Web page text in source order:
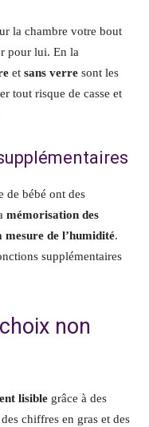
la chambre votre bout
pour lui. En la
et sans verre sont les
tout risque de casse et
de bébé ont des
mémorisation des
mesure de l’humidité.
supplémentaires
non
lisible grâce à des
chiffres en gras et des